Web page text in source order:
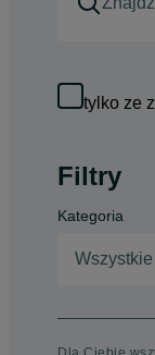
tylko ze
Filtry
Kategoria